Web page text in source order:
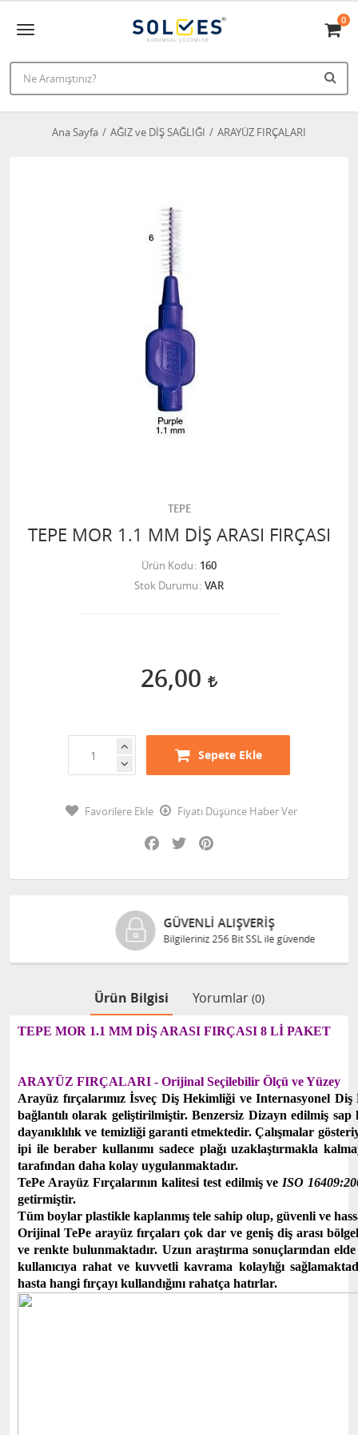
0
Ana Sayfa AĞIZ ve DİŞ SAĞLIĞI ARAYÜZ FIRÇALARI
TEPE
TEPE MOR 1.1 MM DİŞ ARASI FIRÇASI
Ürün Kodu 160
Stok Durumu VAR
26,00
Sepete Ekle
Favorilere Ekle
Fiyatı Düşünce Haber Ver
Facebook
Twitter
GÜVENLI ALIŞVERIŞ
Bilgileriniz 256 Bit SSL ile güvende
Ürün Bilgisi Yorumlar (0)
TEPE MOR 1.1 MM DİŞ ARASI FIRÇASI 8 Lİ PAKET
ARAYÜZ FIRÇALARI - Orijinal Seçilebilir Ölçü ve Yüzey
Arayüz fırçalarımız İsveç Diş Hekimliği ve Internasyonel
bağlantılı olarak geliştirilmiştir. Benzersiz Dizayn edilmiş sap
dayanıklılık ve temizliği garanti etmektedir. Çalışmalar
ipi ile beraber kullanımı sadece plağı uzaklaştırmakla
tarafından daha kolay uygulanmaktadır.
TePe Arayüz Fırçalarının kalitesi test edilmiş ve ISO
getirmiştir.
Tüm boylar plastikle kaplanmış tele sahip olup, güvenli ve
Orijinal TePe arayüz fırçaları çok dar ve geniş diş arası
ve renkte bulunmaktadır. Uzun araştırma sonuçlarından elde
kullanıcıya rahat ve kuvvetli kavrama kolaylığı
hasta hangi fırçayı kullandığını rahatça hatırlar.